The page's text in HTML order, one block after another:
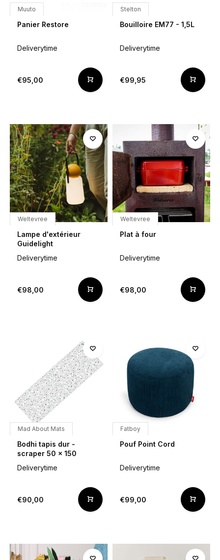
Muuto
Panier Restore
Deliverytime
€95,00
Stelton
Bouilloire EM77 - 1,5L
Deliverytime
€99,95
Weltevree
Lampe d'extérieur
Guidelight
Deliverytime
€98,00
Weltevree
Plat à four
Deliverytime
€98,00
Mad About Mats
Bodhi tapis dur -
scraper 50 x 150
Deliverytime
€90,00
Fatboy
Pouf Point Cord
Deliverytime
€99,00